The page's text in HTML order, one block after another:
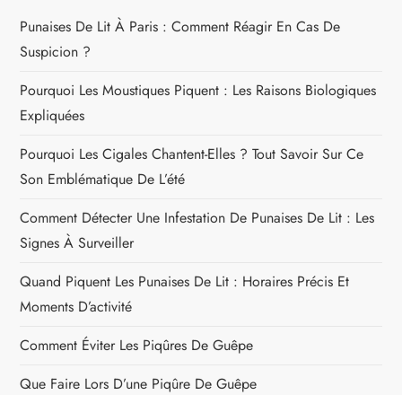
Punaises De Lit À Paris : Comment Réagir En Cas De
Suspicion ?
Pourquoi Les Moustiques Piquent : Les Raisons Biologiques
Expliquées
Pourquoi Les Cigales Chantent-Elles ? Tout Savoir Sur Ce
Son Emblématique De L’été
Comment Détecter Une Infestation De Punaises De Lit : Les
Signes À Surveiller
Quand Piquent Les Punaises De Lit : Horaires Précis Et
Moments D’activité
Comment Éviter Les Piqûres De Guêpe
Que Faire Lors D’une Piqûre De Guêpe